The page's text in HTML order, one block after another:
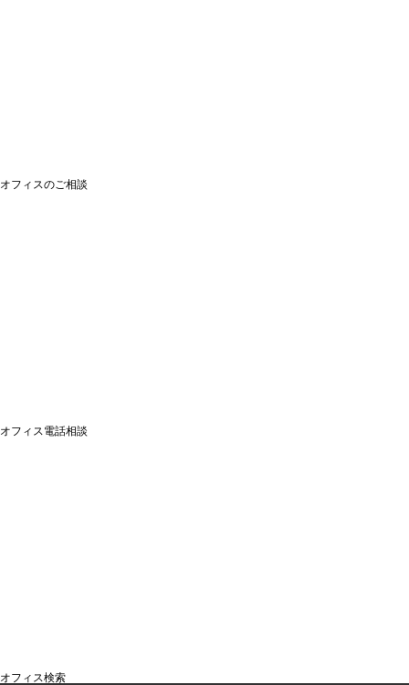
オフィスのご相談
オフィス電話相談
オフィス検索